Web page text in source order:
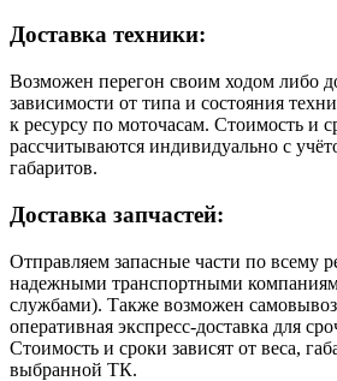
Доставка техники:
Возможен перегон своим ходом либо
зависимости от типа и состояния
к ресурсу по моточасам. Стоимость и
рассчитываются индивидуально с
габаритов.
Доставка запчастей:
Отправляем запасные части по всему
надежными транспортными
службами). Также возможен
оперативная экспресс-доставка для
Стоимость и сроки зависят от веса,
выбранной ТК.